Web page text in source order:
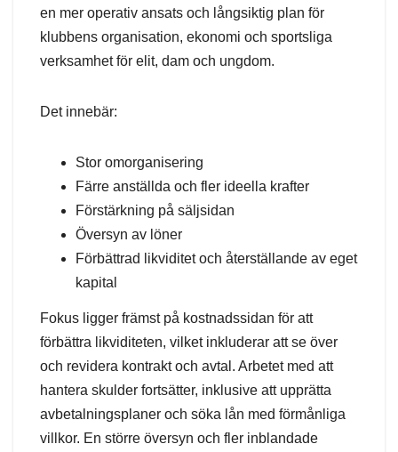
en mer operativ ansats och långsiktig plan för
klubbens organisation, ekonomi och sportsliga
verksamhet för elit, dam och ungdom.
Det innebär:
Stor omorganisering
Färre anställda och fler ideella krafter
Förstärkning på säljsidan
Översyn av löner
Förbättrad likviditet och återställande av eget
kapital
Fokus ligger främst på kostnadssidan för att
förbättra likviditeten, vilket inkluderar att se över
och revidera kontrakt och avtal. Arbetet med att
hantera skulder fortsätter, inklusive att upprätta
avbetalningsplaner och söka lån med förmånliga
villkor. En större översyn och fler inblandade